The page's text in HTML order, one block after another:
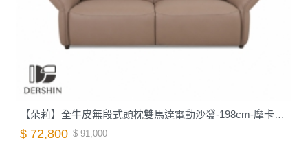
【朵莉】全牛皮無段式頭枕雙馬達電動沙發-198cm-摩卡棕｜德新家具
$ 72,800 $ 91,000